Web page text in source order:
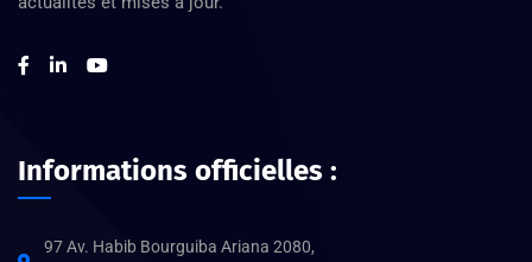
Informations officielles :
97 Av. Habib Bourguiba Ariana 2080,